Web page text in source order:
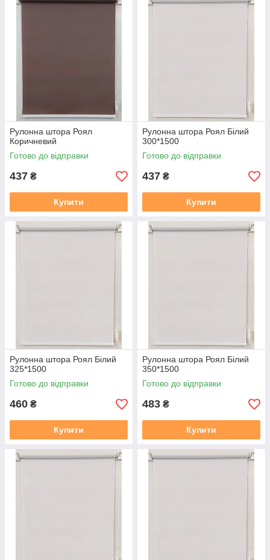
Рулонна штора Роял
Коричневий
Готово до відправки
437 ₴
Купити
Рулонна штора Роял Білий
300*1500
Готово до відправки
437 ₴
Купити
Рулонна штора Роял Білий
325*1500
Готово до відправки
460 ₴
Купити
Рулонна штора Роял Білий
350*1500
Готово до відправки
483 ₴
Купити